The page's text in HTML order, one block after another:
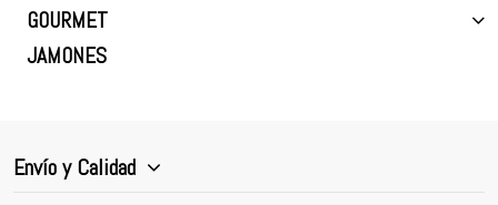
GOURMET
JAMONES
Envío y Calidad